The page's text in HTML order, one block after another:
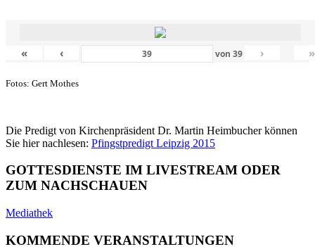
« ‹ von39 › »
Fotos: Gert Mothes
Die Predigt von Kirchenpräsident Dr. Martin Heimbucher können
Sie hier nachlesen: Pfingstpredigt Leipzig 2015
GOTTESDIENSTE IM LIVESTREAM ODER
ZUM NACHSCHAUEN
Mediathek
KOMMENDE VERANSTALTUNGEN